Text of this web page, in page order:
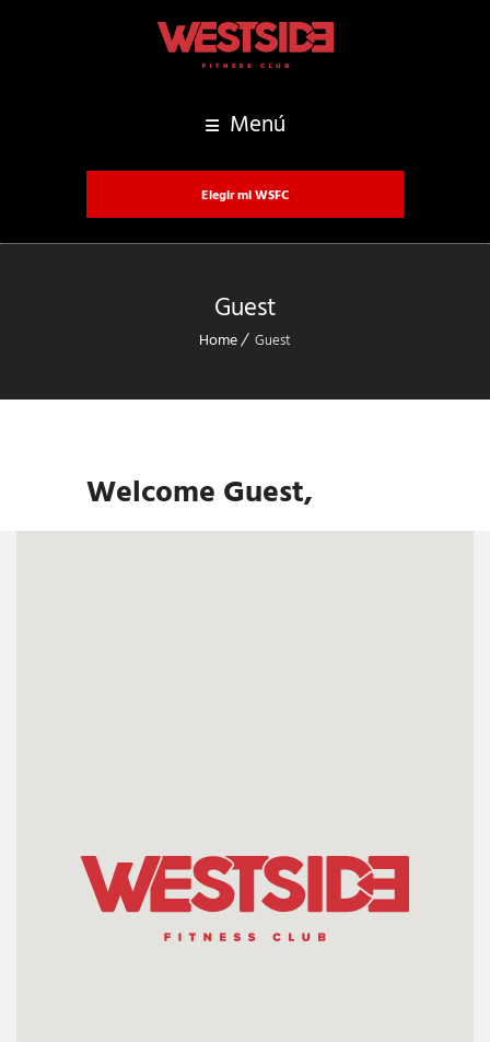
Menú
Elegir mi WSFC
Guest
Home Guest
Welcome Guest,